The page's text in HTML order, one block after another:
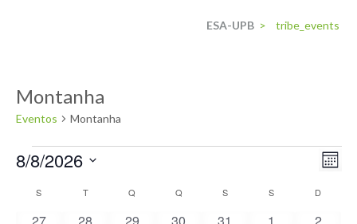
ESA-UPB > tribe_events
Montanha
Eventos Montanha
de
Mês
8/8/2026
Calendário
S T Q Q S S D
0
0
0
0
0
0
0